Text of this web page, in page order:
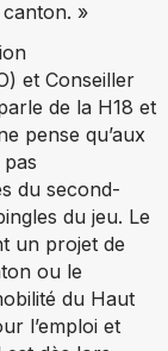
»
et Conseiller
de la H18 et
pense qu’aux
du second-
du jeu. Le
un projet de
ou le
du Haut
l’emploi et